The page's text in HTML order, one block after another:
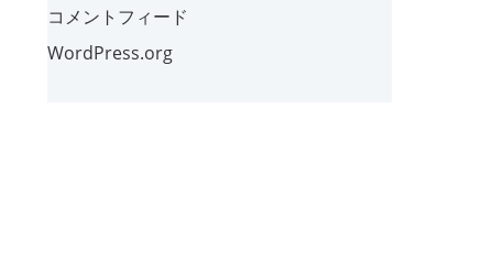
コメントフィード
WordPress.org